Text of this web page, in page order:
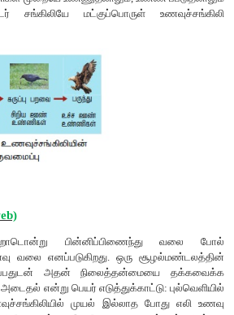
1000 ஜூல்கள் சூரிய ஒளி
கொண்டால், அதில்
உண்ணும்போது 10 ஜூல்கள் ஆற்றல்
உண்ணிகள், தாவர உண்ணிகளை
மீதமுள்ள 9 ஜூல்கள்
நிலை நுகர்வோர்களால் ஊண்
மட்டுமே சேகரிக்கப்பட்டு